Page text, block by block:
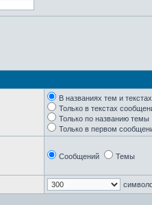
В названиях тем и
Только в текстах
Только по названию темы
Только в первом
Сообщений Темы